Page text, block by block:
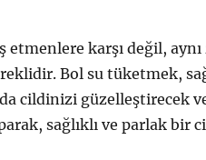
etmenlere karşı değil,
Bol su tüketmek,
cildinizi güzelleştirecek
sağlıklı ve parlak bir